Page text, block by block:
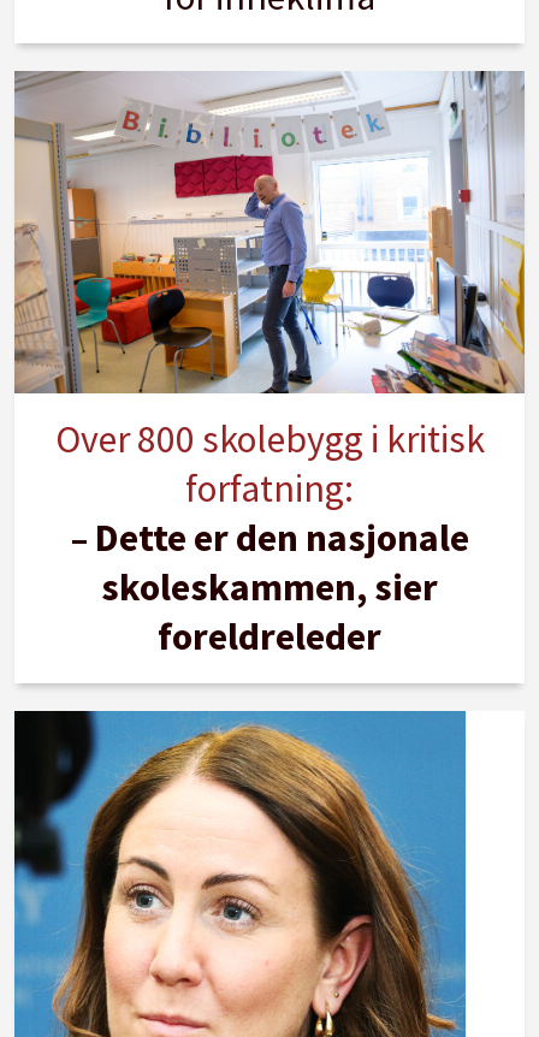
Over 800 skolebygg i kritisk
forfatning:
– Dette er den nasjonale
skoleskammen, sier
foreldreleder